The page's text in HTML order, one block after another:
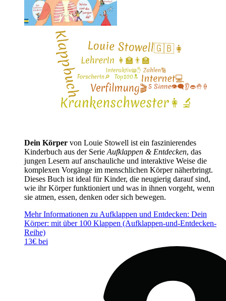
Dein Körper von Louie Stowell ist ein faszinierendes
Kinderbuch aus der Serie Aufklappen & Entdecken, das
jungen Lesern auf anschauliche und interaktive Weise die
komplexen Vorgänge im menschlichen Körper näherbringt.
Dieses Buch ist ideal für Kinder, die neugierig darauf sind,
wie ihr Körper funktioniert und was in ihnen vorgeht, wenn
sie atmen, essen, denken oder sich bewegen.
Mehr Informationen zu Aufklappen und Entdecken: Dein
Körper: mit über 100 Klappen (Aufklappen-und-Entdecken-
Reihe)
13€ bei